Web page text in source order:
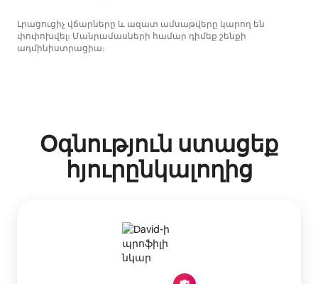
Լրացուցիչ վճարները և ազատ ամսաթվերը կարող են
փոփոխվել։ Մանրամասների համար դիմեք շենքի
ադմինիստրացիա։
Օգնություն ստացեք
հյուրընկալողից